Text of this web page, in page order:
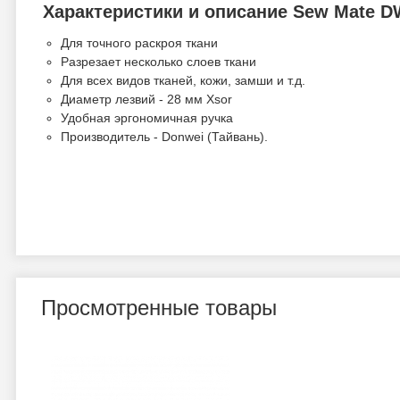
Характеристики и описание Sew Mate
Для точного раскроя ткани
Разрезает несколько слоев ткани
Для всех видов тканей, кожи, замши и т.д.
Диаметр лезвий - 28 мм Xsor
Удобная эргономичная ручка
Производитель - Donwei (Тайвань).
Просмотренные товары